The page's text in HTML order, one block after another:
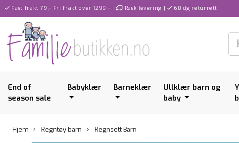
Fast frakt 79,- Fri frakt over 1299,- | Rask levering | 60 dg returrett
End of
season sale
Babyklær Barneklær
Ullklær barn og
baby
Hjem Regntøy barn Regnsett Barn